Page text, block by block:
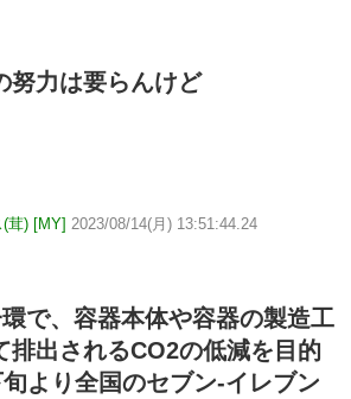
努力は要らんけど
(茸) [MY] 2023/08/14(月) 13:51:44.24
で、容器本体や容器の製造工
排出されるCO2の低減を目的
より全国のセブン‐イレブン